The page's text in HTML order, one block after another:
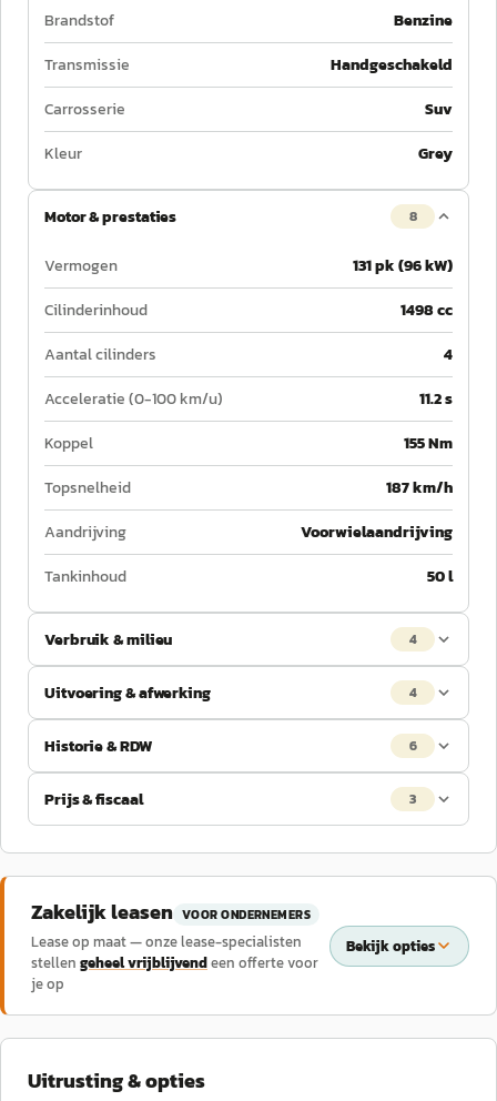
Brandstof
Benzine
Transmissie
Handgeschakeld
Carrosserie
Suv
Kleur
Grey
Motor & prestaties 8
Vermogen
131 pk (96 kW)
Cilinderinhoud
1498 cc
Aantal cilinders
4
Acceleratie (0-100 km/u)
11.2 s
Koppel
155 Nm
Topsnelheid
187 km/h
Aandrijving
Voorwielaandrijving
Tankinhoud
50 l
Verbruik & milieu 4
Uitvoering & afwerking 4
Historie & RDW 6
Prijs & fiscaal 3
Zakelijk leasen VOOR ONDERNEMERS
Lease op maat — onze lease-specialisten
stellen geheel vrijblijvendeen offerte voor
je op
Bekijk opties
Uitrusting & opties